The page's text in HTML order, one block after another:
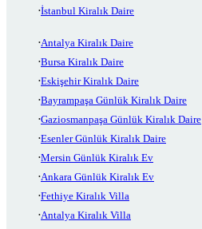
İstanbul Kiralık Daire
Antalya Kiralık Daire
Bursa Kiralık Daire
Eskişehir Kiralık Daire
Bayrampaşa Günlük Kiralık Daire
Gaziosmanpaşa Günlük Kiralık Daire
Esenler Günlük Kiralık Daire
Mersin Günlük Kiralık Ev
Ankara Günlük Kiralık Ev
Fethiye Kiralık Villa
Antalya Kiralık Villa